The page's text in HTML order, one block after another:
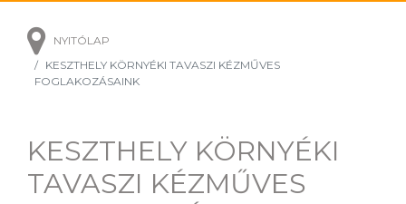
NYITÓLAP
KESZTHELY KÖRNYÉKI TAVASZI KÉZMŰVES
FOGLAKOZÁSAINK
KESZTHELY KÖRNYÉKI
TAVASZI KÉZMŰVES